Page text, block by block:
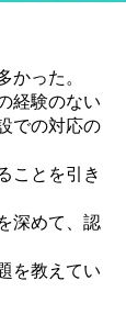
かった。
経験のない
での対応の
ことを引き
深めて、認
を教えてい